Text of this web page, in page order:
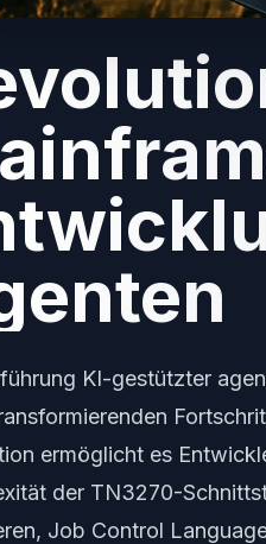
KI-gestützter
ermöglicht es
der TN3270-
Job Control